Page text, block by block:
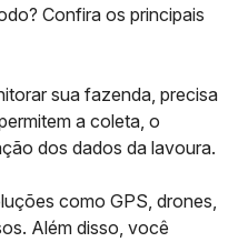
Confira os principais
sua fazenda, precisa
a coleta, o
dos dados da lavoura.
como GPS, drones,
Além disso, você